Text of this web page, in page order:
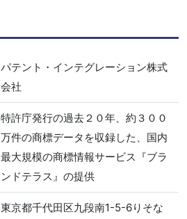
パテント・インテグレーション株式
会社
特許庁発行の過去２０年、約３００
万件の商標データを収録した、国内
最大規模の商標情報サービス『ブラ
ンドテラス』の提供
東京都千代田区九段南1-5-6りそな